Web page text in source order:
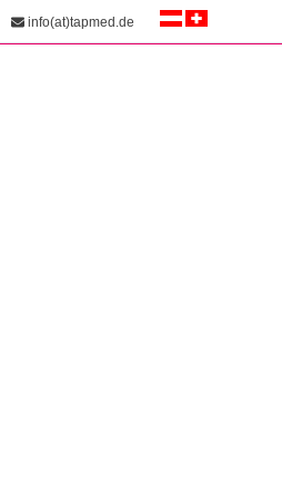
info(at)tapmed.de